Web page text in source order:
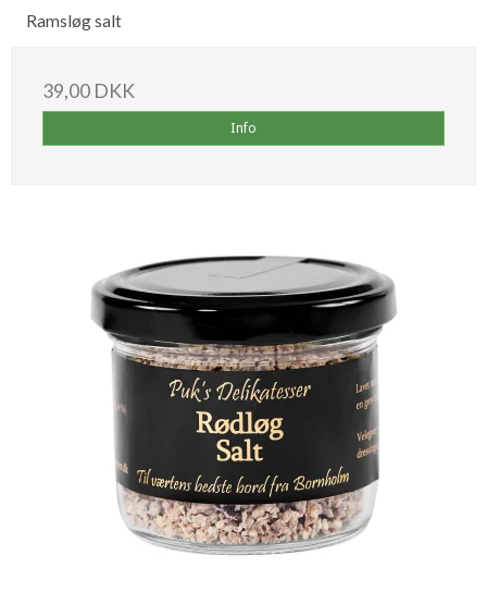
Ramsløg salt
39,00 DKK
Info